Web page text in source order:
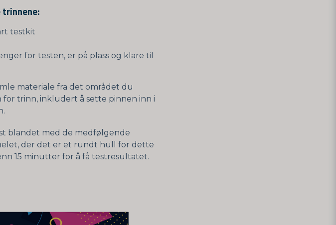
trinnene:
testkit
for testen, er på plass og klare til
materiale fra det området du
trinn, inkludert å sette pinnen inn i
blandet med de medfølgende
der det er et rundt hull for dette
15 minutter for å få testresultatet.